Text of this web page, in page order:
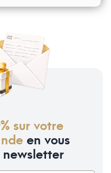
sur votre
en vous